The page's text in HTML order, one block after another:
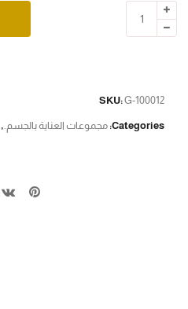
SKU:G-100012
Categories: مجموعات العناية بالجسم.,